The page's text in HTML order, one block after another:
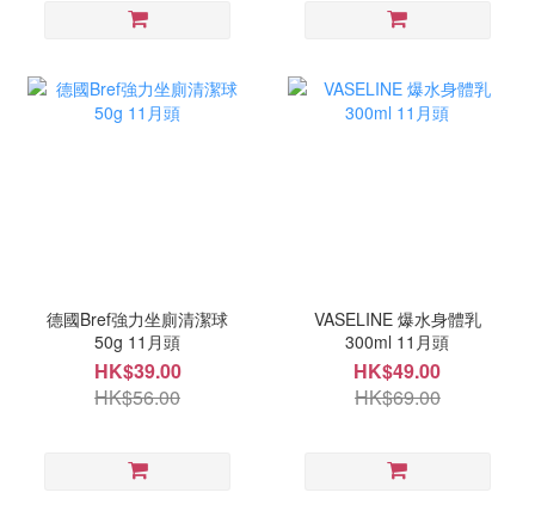
德國Bref強力坐廁清潔球
50g 11月頭
HK$39.00
HK$56.00
VASELINE 爆水身體乳
300ml 11月頭
HK$49.00
HK$69.00